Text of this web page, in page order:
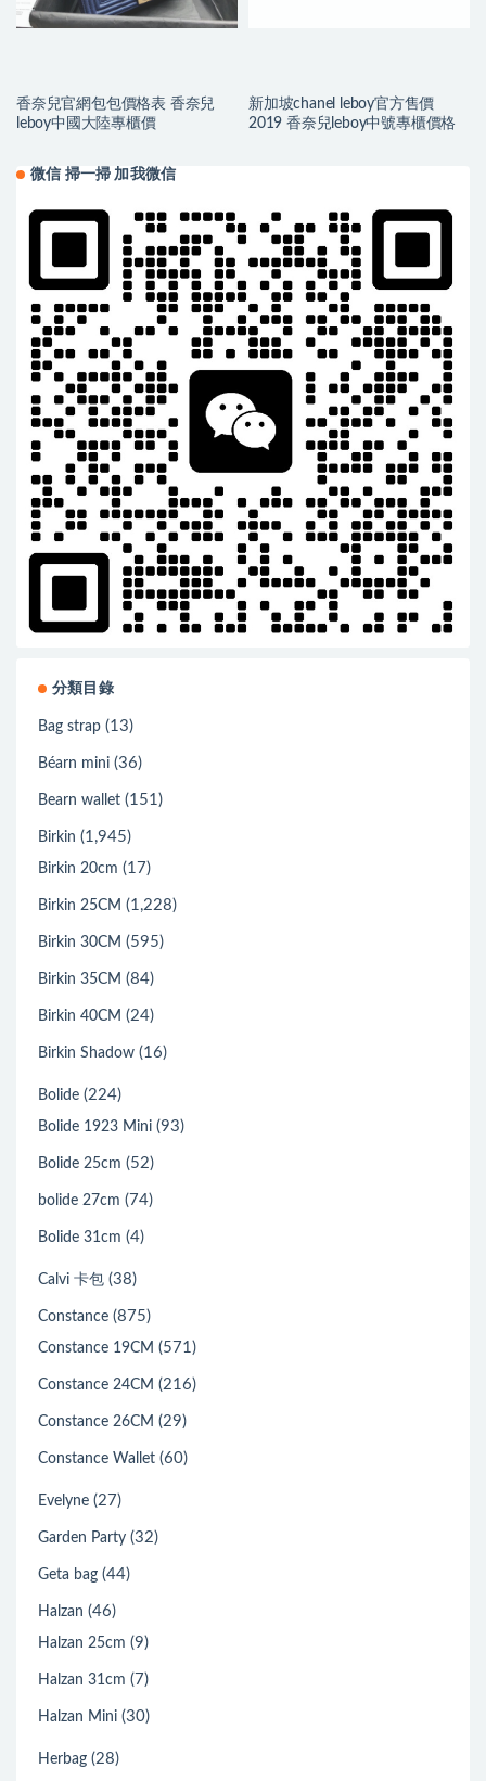
香奈兒官網包包價格表 香奈兒
leboy中國大陸專櫃價
新加坡chanel leboy官方售價
2019 香奈兒leboy中號專櫃價格
微信 掃一掃 加我微信
分類目錄
Bag strap (13)
Béarn mini (36)
Bearn wallet (151)
Birkin (1,945)
Birkin 20cm (17)
Birkin 25CM (1,228)
Birkin 30CM (595)
Birkin 35CM (84)
Birkin 40CM (24)
Birkin Shadow (16)
Bolide (224)
Bolide 1923 Mini (93)
Bolide 25cm (52)
bolide 27cm (74)
Bolide 31cm (4)
Calvi 卡包 (38)
Constance (875)
Constance 19CM (571)
Constance 24CM (216)
Constance 26CM (29)
Constance Wallet (60)
Evelyne (27)
Garden Party (32)
Geta bag (44)
Halzan (46)
Halzan 25cm (9)
Halzan 31cm (7)
Halzan Mini (30)
Herbag (28)